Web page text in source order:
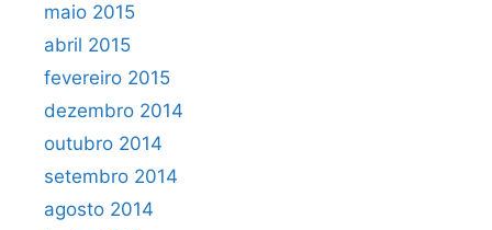
maio 2015
abril 2015
fevereiro 2015
dezembro 2014
outubro 2014
setembro 2014
agosto 2014